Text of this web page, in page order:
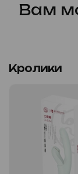
Вам
Кролики